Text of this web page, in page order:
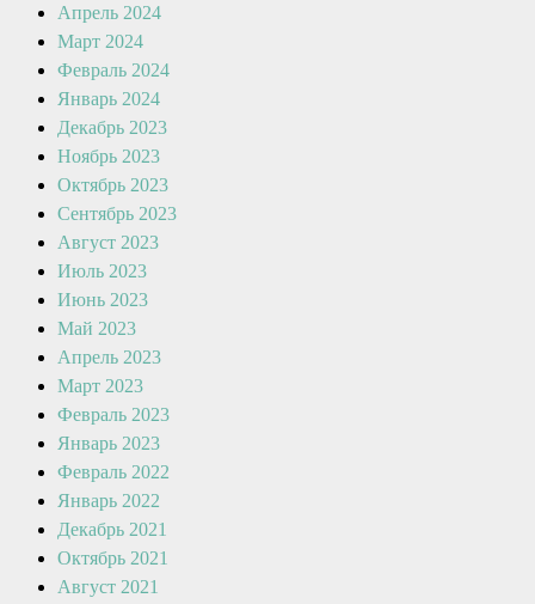
Апрель 2024
Март 2024
Февраль 2024
Январь 2024
Декабрь 2023
Ноябрь 2023
Октябрь 2023
Сентябрь 2023
Август 2023
Июль 2023
Июнь 2023
Май 2023
Апрель 2023
Март 2023
Февраль 2023
Январь 2023
Февраль 2022
Январь 2022
Декабрь 2021
Октябрь 2021
Август 2021